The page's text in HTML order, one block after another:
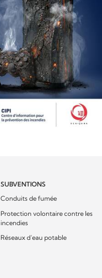
SUBVENTIONS
Conduits de fumée
Protection volontaire contre les
incendies
Réseaux d’eau potable